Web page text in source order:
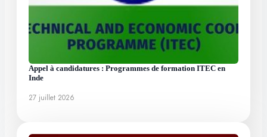
Appel à candidatures : Programmes de formation ITEC en
Inde
27 juillet 2026